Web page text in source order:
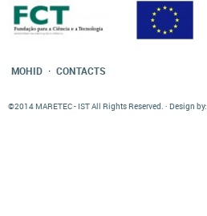
MOHID · CONTACTS
©2014 MARETEC - IST All Rights Reserved. · Design by: